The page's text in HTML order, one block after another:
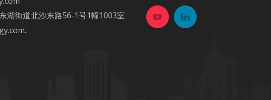
湖街道北沙东路56-1号1幢1003室